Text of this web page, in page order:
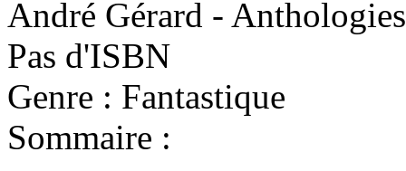
André Gérard -
Pas d'ISBN
Genre : Fantastique
Sommaire :